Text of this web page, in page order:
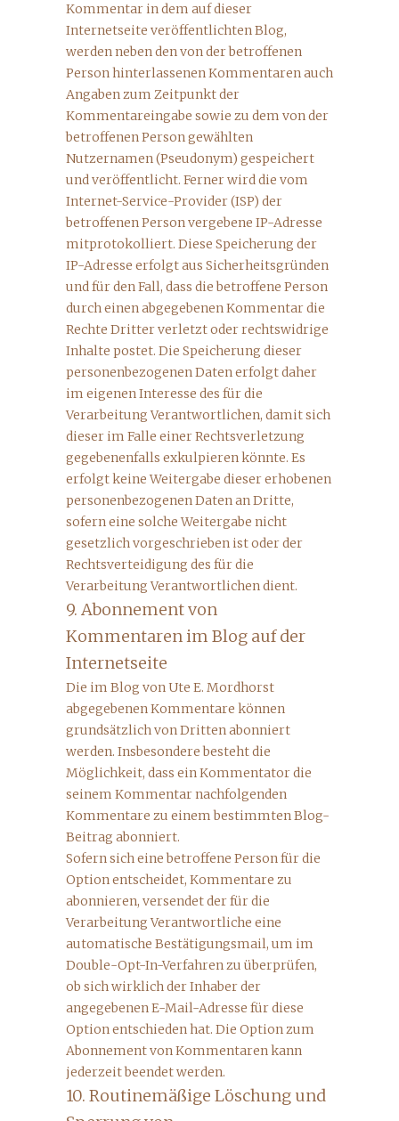
Kommentar in dem auf dieser
Internetseite veröffentlichten Blog,
werden neben den von der betroffenen
Person hinterlassenen Kommentaren auch
Angaben zum Zeitpunkt der
Kommentareingabe sowie zu dem von der
betroffenen Person gewählten
Nutzernamen (Pseudonym) gespeichert
und veröffentlicht. Ferner wird die vom
Internet-Service-Provider (ISP) der
betroffenen Person vergebene IP-Adresse
mitprotokolliert. Diese Speicherung der
IP-Adresse erfolgt aus Sicherheitsgründen
und für den Fall, dass die betroffene Person
durch einen abgegebenen Kommentar die
Rechte Dritter verletzt oder rechtswidrige
Inhalte postet. Die Speicherung dieser
personenbezogenen Daten erfolgt daher
im eigenen Interesse des für die
Verarbeitung Verantwortlichen, damit sich
dieser im Falle einer Rechtsverletzung
gegebenenfalls exkulpieren könnte. Es
erfolgt keine Weitergabe dieser erhobenen
personenbezogenen Daten an Dritte,
sofern eine solche Weitergabe nicht
gesetzlich vorgeschrieben ist oder der
Rechtsverteidigung des für die
Verarbeitung Verantwortlichen dient.
9. Abonnement von
Kommentaren im Blog auf der
Internetseite
Die im Blog von Ute E. Mordhorst
abgegebenen Kommentare können
grundsätzlich von Dritten abonniert
werden. Insbesondere besteht die
Möglichkeit, dass ein Kommentator die
seinem Kommentar nachfolgenden
Kommentare zu einem bestimmten Blog-
Beitrag abonniert.
Sofern sich eine betroffene Person für die
Option entscheidet, Kommentare zu
abonnieren, versendet der für die
Verarbeitung Verantwortliche eine
automatische Bestätigungsmail, um im
Double-Opt-In-Verfahren zu überprüfen,
ob sich wirklich der Inhaber der
angegebenen E-Mail-Adresse für diese
Option entschieden hat. Die Option zum
Abonnement von Kommentaren kann
jederzeit beendet werden.
10. Routinemäßige Löschung und